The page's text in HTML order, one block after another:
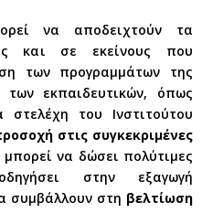
να αποδειχτούν τα
και σε εκείνους που
των προγραμμάτων της
των εκπαιδευτικών, όπως
του Ινστιτούτου
στις συγκεκριμένες
μπορεί να δώσει πολύτιμες
στην εξαγωγή
συμβάλλουν στη βελτίωση